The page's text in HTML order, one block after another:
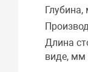
Длина
виде, мм